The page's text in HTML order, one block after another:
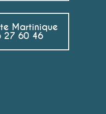
Martinique
27 60 46